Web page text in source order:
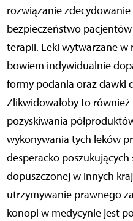
rozwiązanie zdecydowanie
bezpieczeństwo
terapii. Leki wytwarzane w
bowiem indywidualnie
formy podania oraz dawki
Zlikwidowałoby to
pozyskiwania
wykonywania tych leków
desperacko
dopuszczonej w innych
utrzymywanie prawnego
konopi w medycynie jest